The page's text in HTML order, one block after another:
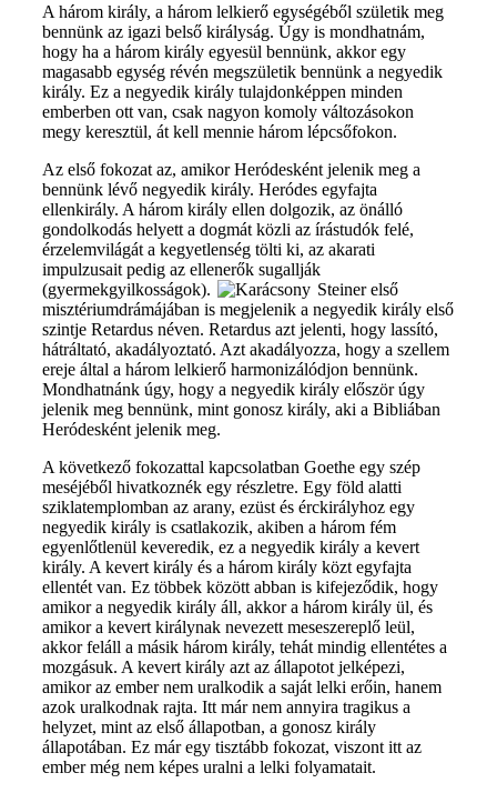
A három király, a három lelkierő egységéből születik meg
bennünk az igazi belső királyság. Úgy is mondhatnám,
hogy ha a három király egyesül bennünk, akkor egy
magasabb egység révén megszületik bennünk a negyedik
király. Ez a negyedik király tulajdonképpen minden
emberben ott van, csak nagyon komoly változásokon
megy keresztül, át kell mennie három lépcsőfokon.
Az első fokozat az, amikor Heródesként jelenik meg a
bennünk lévő negyedik király. Heródes egyfajta
ellenkirály. A három király ellen dolgozik, az önálló
gondolkodás helyett a dogmát közli az írástudók felé,
érzelemvilágát a kegyetlenség tölti ki, az akarati
impulzusait pedig az ellenerők sugallják
(gyermekgyilkosságok).
Steiner első
misztériumdrámájában is megjelenik a negyedik király első
szintje Retardus néven. Retardus azt jelenti, hogy lassító,
hátráltató, akadályoztató. Azt akadályozza, hogy a szellem
ereje által a három lelkierő harmonizálódjon bennünk.
Mondhatnánk úgy, hogy a negyedik király először úgy
jelenik meg bennünk, mint gonosz király, aki a Bibliában
Heródesként jelenik meg.
A következő fokozattal kapcsolatban Goethe egy szép
meséjéből hivatkoznék egy részletre. Egy föld alatti
sziklatemplomban az arany, ezüst és érckirályhoz egy
negyedik király is csatlakozik, akiben a három fém
egyenlőtlenül keveredik, ez a negyedik király a kevert
király. A kevert király és a három király közt egyfajta
ellentét van. Ez többek között abban is kifejeződik, hogy
amikor a negyedik király áll, akkor a három király ül, és
amikor a kevert királynak nevezett meseszereplő leül,
akkor feláll a másik három király, tehát mindig ellentétes a
mozgásuk. A kevert király azt az állapotot jelképezi,
amikor az ember nem uralkodik a saját lelki erőin, hanem
azok uralkodnak rajta. Itt már nem annyira tragikus a
helyzet, mint az első állapotban, a gonosz király
állapotában. Ez már egy tisztább fokozat, viszont itt az
ember még nem képes uralni a lelki folyamatait.